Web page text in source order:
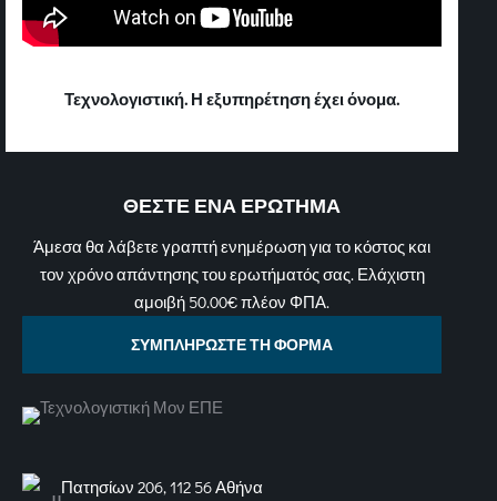
Τεχνολογιστική. Η εξυπηρέτηση έχει όνομα.
ΘΕΣΤΕ ΕΝΑ ΕΡΩΤΗΜΑ
Άμεσα θα λάβετε γραπτή ενημέρωση για το κόστος και
τον χρόνο απάντησης του ερωτήματός σας. Ελάχιστη
αμοιβή 50.00€ πλέον ΦΠΑ.
ΣΥΜΠΛΗΡΩΣΤΕ ΤΗ ΦΟΡΜΑ
Πατησίων 206, 112 56 Αθήνα